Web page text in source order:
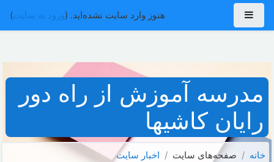
پرش به محتوای اصلی
هنوز وارد سایت نشده‌اید. (ورود به سایت)
مدرسه آموزش از راه دور
رایان کاشیها
خانه صفحه‌های سایت اخبار سايت